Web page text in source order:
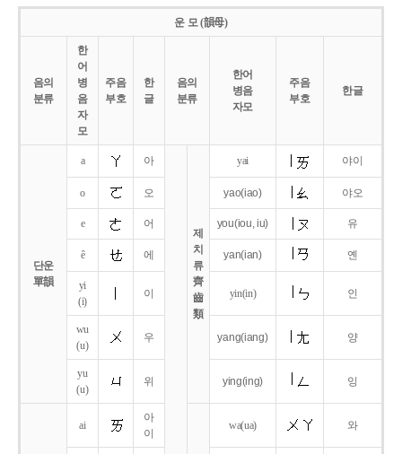
운 모 (韻母)
음의
분류
한
어
병
음
자
모
주음
부호
한
글
음의
분류
한어
병음
자모
주음
부호
한글
단운
單韻
a 아
제
치
류
齊
齒
類
yai 야이
o 오 yao(iao) 야오
e 어 you(iou,iu) 유
ê 에 yan(ian) 옌
yi
(i)
이 yin(in) 인
wu
(u)
우 yang(iang) 양
yu
(u)
위 ying(ing) 잉
ai
아
이
wa(ua) 와